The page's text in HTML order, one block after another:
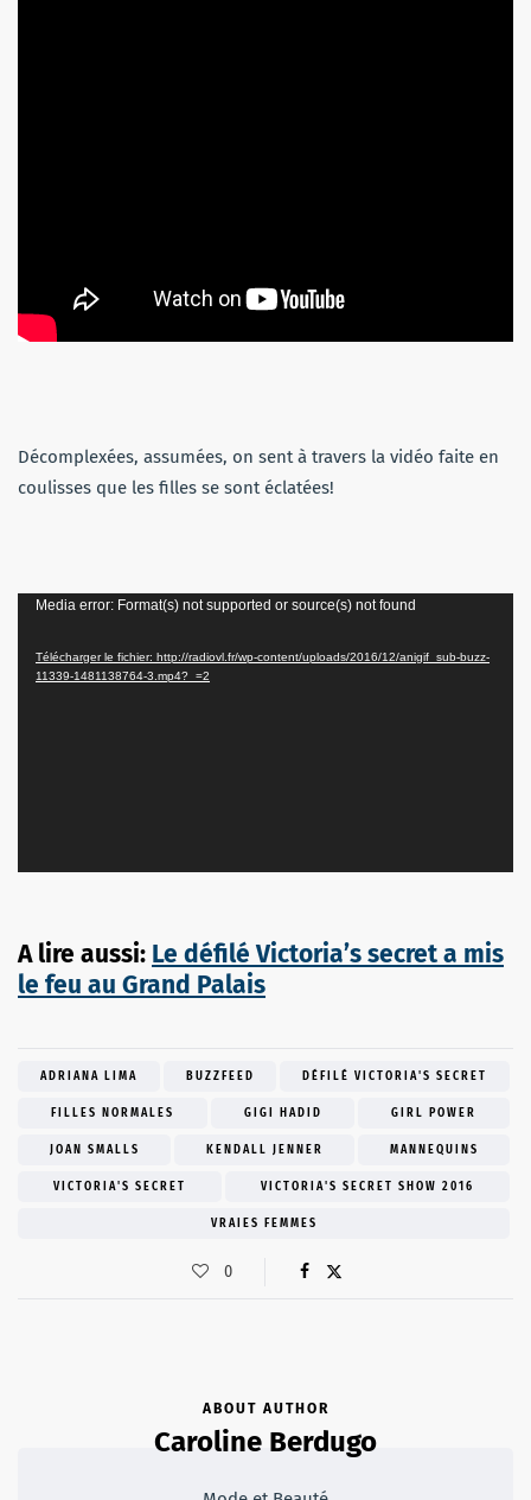
Décomplexées, assumées, on sent à travers la vidéo faite en
coulisses que les filles se sont éclatées!
Lecteur
Media error: Format(s) not supported or source(s) not found
Télécharger le fichier: http://radiovl.fr/wp-content/uploads/2016/12/anigif_sub-buzz-
11339-1481138764-3.mp4?_=2
A lire aussi: Le défilé Victoria’s secret a mis
le feu au Grand Palais
ADRIANA LIMA BUZZFEED DÉFILÉ VICTORIA'S SECRET
FILLES NORMALES GIGI HADID GIRL POWER
JOAN SMALLS KENDALL JENNER MANNEQUINS
VICTORIA'S SECRET VICTORIA'S SECRET SHOW 2016
VRAIES FEMMES
0
ABOUT AUTHOR
Caroline Berdugo